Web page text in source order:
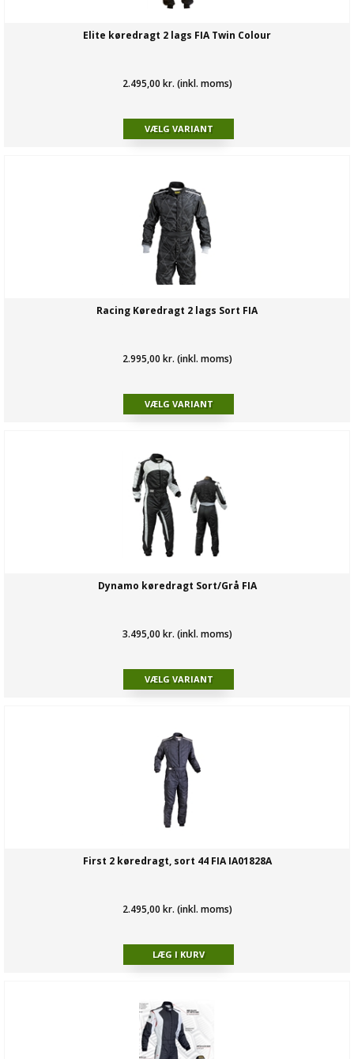
Elite køredragt 2 lags FIA Twin Colour
2.495,00 kr. (inkl. moms)
Racing Køredragt 2 lags Sort FIA
2.995,00 kr. (inkl. moms)
Dynamo køredragt Sort/Grå FIA
3.495,00 kr. (inkl. moms)
First 2 køredragt, sort 44 FIA IA01828A
2.495,00 kr. (inkl. moms)